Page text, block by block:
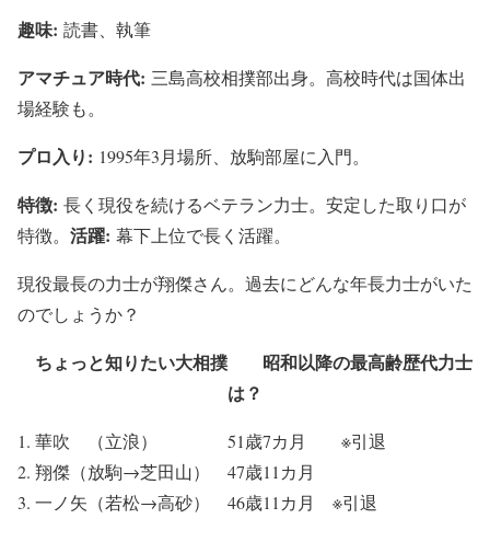
趣味: 読書、執筆
アマチュア時代: 三島高校相撲部出身。高校時代は国体出
場経験も。
プロ入り: 1995年3月場所、放駒部屋に入門。
特徴: 長く現役を続けるベテラン力士。安定した取り口が
特徴。 活躍: 幕下上位で長く活躍。
現役最長の力士が翔傑さん。過去にどんな年長力士がいた
のでしょうか？
ちょっと知りたい大相撲 昭和以降の最高齢歴代力士
は？
華吹 （立浪） 51歳7カ月 ※引退
翔傑（放駒→芝田山） 47歳11カ月
一ノ矢（若松→高砂） 46歳11カ月 ※引退